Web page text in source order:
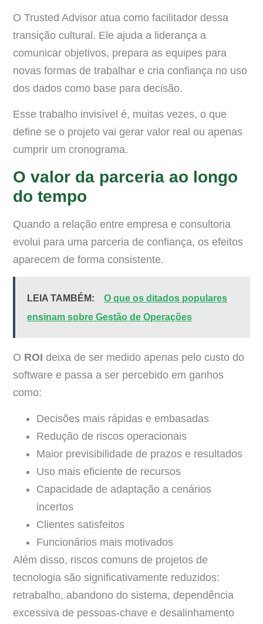
O Trusted Advisor atua como facilitador dessa
transição cultural. Ele ajuda a liderança a
comunicar objetivos, prepara as equipes para
novas formas de trabalhar e cria confiança no uso
dos dados como base para decisão.
Esse trabalho invisível é, muitas vezes, o que
define se o projeto vai gerar valor real ou apenas
cumprir um cronograma.
O valor da parceria ao longo
do tempo
Quando a relação entre empresa e consultoria
evolui para uma parceria de confiança, os efeitos
aparecem de forma consistente.
LEIA TAMBÉM:
O que os ditados populares
ensinam sobre Gestão de Operações
O ROI deixa de ser medido apenas pelo custo do
software e passa a ser percebido em ganhos
como:
Decisões mais rápidas e embasadas
Redução de riscos operacionais
Maior previsibilidade de prazos e resultados
Uso mais eficiente de recursos
Capacidade de adaptação a cenários
incertos
Clientes satisfeitos
Funcionários mais motivados
Além disso, riscos comuns de projetos de
tecnologia são significativamente reduzidos:
retrabalho, abandono do sistema, dependência
excessiva de pessoas-chave e desalinhamento